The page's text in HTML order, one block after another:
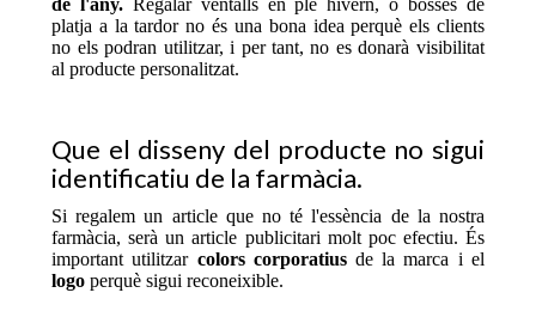
de l'any.Regalar ventalls en ple hivern, o bosses de
platja a la tardor no és una bona idea perquè els clients
no els podran utilitzar, i per tant, no es donarà visibilitat
al producte personalitzat.
Que el disseny del producte no sigui
identificatiu de la farmàcia.
Si regalem un article que no té l'essència de la nostra
farmàcia, serà un article publicitari molt poc efectiu. És
important utilitzar colors corporatius de la marca i el
logoperquè sigui reconeixible.